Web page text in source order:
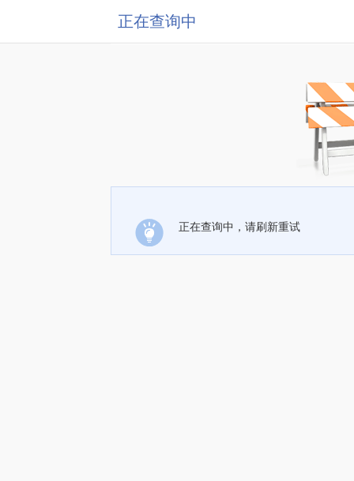
正在查询中
正在查询中，请刷新重试